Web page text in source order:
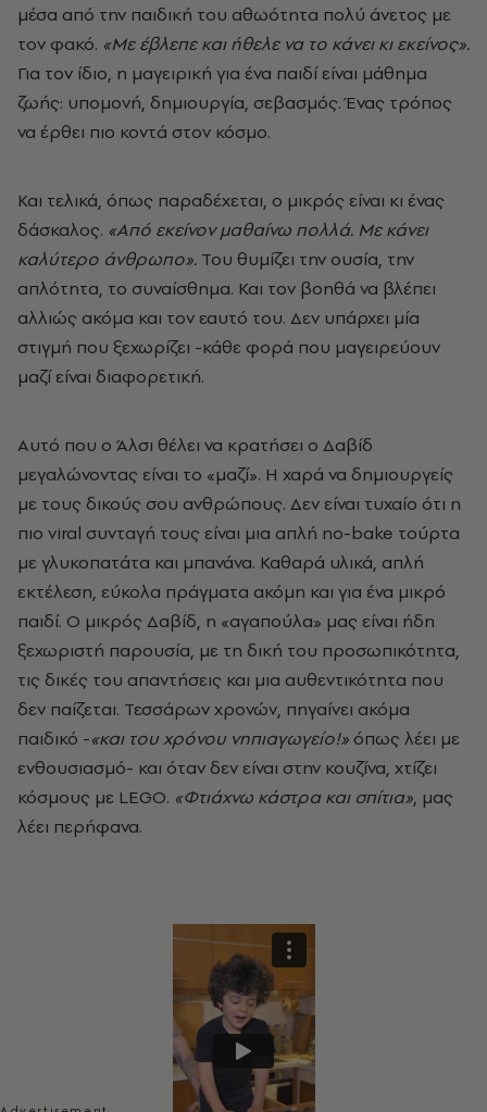
μέσα από την παιδική του αθωότητα πολύ άνετος με
τον φακό. «Με έβλεπε και ήθελε να το κάνει κι εκείνος».
Για τον ίδιο, η μαγειρική για ένα παιδί είναι μάθημα
ζωής: υπομονή, δημιουργία, σεβασμός. Ένας τρόπος
να έρθει πιο κοντά στον κόσμο.
Και τελικά, όπως παραδέχεται, ο μικρός είναι κι ένας
δάσκαλος. «Από εκείνον μαθαίνω πολλά. Με κάνει
καλύτερο άνθρωπο». Του θυμίζει την ουσία, την
απλότητα, το συναίσθημα. Και τον βοηθά να βλέπει
αλλιώς ακόμα και τον εαυτό του. Δεν υπάρχει μία
στιγμή που ξεχωρίζει -κάθε φορά που μαγειρεύουν
μαζί είναι διαφορετική.
Αυτό που ο Άλσι θέλει να κρατήσει ο Δαβίδ
μεγαλώνοντας είναι το «μαζί». Η χαρά να δημιουργείς
με τους δικούς σου ανθρώπους. Δεν είναι τυχαίο ότι η
πιο viral συνταγή τους είναι μια απλή no-bake τούρτα
με γλυκοπατάτα και μπανάνα. Καθαρά υλικά, απλή
εκτέλεση, εύκολα πράγματα ακόμη και για ένα μικρό
παιδί. Ο μικρός Δαβίδ, η «αγαπούλα» μας είναι ήδη
ξεχωριστή παρουσία, με τη δική του προσωπικότητα,
τις δικές του απαντήσεις και μια αυθεντικότητα που
δεν παίζεται. Τεσσάρων χρονών, πηγαίνει ακόμα
παιδικό -«και του χρόνου νηπιαγωγείο!» όπως λέει με
ενθουσιασμό- και όταν δεν είναι στην κουζίνα, χτίζει
κόσμους με LEGO. «Φτιάχνω κάστρα και σπίτια», μας
λέει περήφανα.